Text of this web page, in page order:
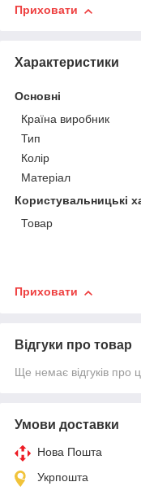
Приховати
Характеристики
Основні
Країна виробник
Тип
Колір
Матеріал
Користувальницькі
Товар
Приховати
Відгуки про товар
Ще немає відгуків про
Умови доставки
Нова Пошта
Укрпошта